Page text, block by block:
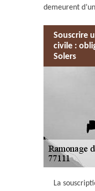
demeurent
Souscrire
civile :
Solers
La